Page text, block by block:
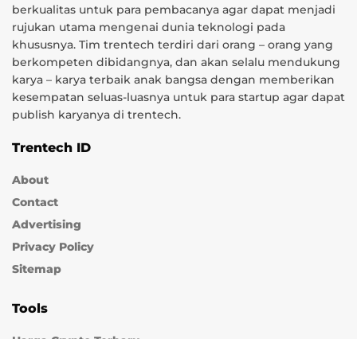
berkualitas untuk para pembacanya agar dapat menjadi
rujukan utama mengenai dunia teknologi pada
khususnya. Tim trentech terdiri dari orang – orang yang
berkompeten dibidangnya, dan akan selalu mendukung
karya – karya terbaik anak bangsa dengan memberikan
kesempatan seluas-luasnya untuk para startup agar dapat
publish karyanya di trentech.
Trentech ID
About
Contact
Advertising
Privacy Policy
Sitemap
Tools